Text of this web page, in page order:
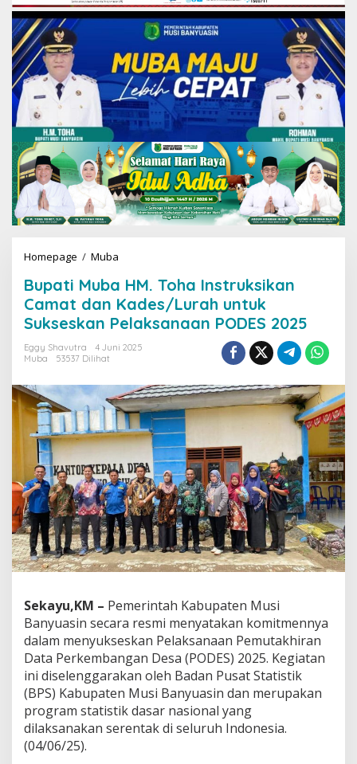
Homepage / Muba
p
a
t
i
M
a
H
M
.
T
o
h
a
I
n
s
t
r
u
s
i
k
a
n
C
m
a
t
Bupati Muba HM. Toha Instruksikan
Camat dan Kades/Lurah untuk
Sukseskan Pelaksanaan PODES 2025
Eggy Shavutra
4 Juni 2025
Muba
53537 Dilihat
Sekayu,KM – Pemerintah Kabupaten Musi
Banyuasin secara resmi menyatakan komitmennya
dalam menyukseskan Pelaksanaan Pemutakhiran
Data Perkembangan Desa (PODES) 2025. Kegiatan
ini diselenggarakan oleh Badan Pusat Statistik
(BPS) Kabupaten Musi Banyuasin dan merupakan
program statistik dasar nasional yang
dilaksanakan serentak di seluruh Indonesia.
(04/06/25).